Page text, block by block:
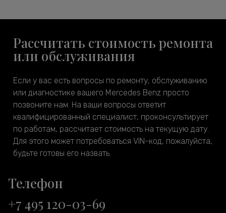
Рассчитать стоимость ремонта
или обслуживания
Если у вас есть вопросы по ремонту, обслуживанию
или диагностике вашего Mercedes Benz просто
позвоните нам. На ваши вопросы ответит
квалифицированный специалист, проконсультирует
по работам, рассчитает стоимость на текущую дату.
Для этого может потребоваться VIN-код, пожалуйста,
будьте готовы его назвать.
Телефон
+7 495 120-03-69